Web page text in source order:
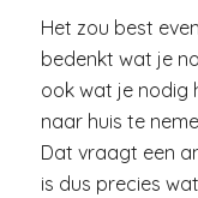
Het zou best
bedenkt wat je
ook wat je nodig
naar huis te
Dat vraagt een
is dus precies